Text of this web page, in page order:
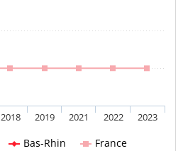
Bas-Rhin France
2018 2019 2021 2022 2023